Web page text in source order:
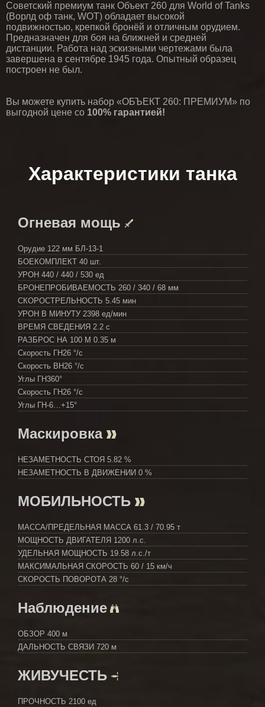
Советский премиум танк Объект 260 для World of Tanks
(Ворлд оф танк, WOT) обладает высокой
подвижностью, крепкой бронёй и отличным орудием.
Предназначен для боя на ближней и средней
дистанции. Работа над эскизными чертежами была
завершена в сентябре 1945 года. Опытный образец
построен не был.
Вы можете купить набор «ОБЪЕКТ 260: ПРЕМИУМ» по
выгодной цене со 100% гарантией!
Характеристики танка
Огневая мощь
Орудие 122 мм БЛ-13-1
БОЕКОМПЛЕКТ 40 шт.
УРОН 440 / 440 / 530 ед
БРОНЕПРОБИВАЕМОСТЬ 260 / 340 / 68 мм
СКОРОСТРЕЛЬНОСТЬ 5.45 мин
УРОН В МИНУТУ 2398 ед/мин
ВРЕМЯ СВЕДЕНИЯ 2.2 с
РАЗБРОС НА 100 М 0.35 м
Скорость ГН26 °/с
Скорость ВН26 °/с
Углы ГН360°
Скорость ГН26 °/с
Углы ГН-6…+15°
Маскировка
НЕЗАМЕТНОСТЬ СТОЯ 5.82 %
НЕЗАМЕТНОСТЬ В ДВИЖЕНИИ 0 %
МОБИЛЬНОСТЬ
МАССА/ПРЕДЕЛЬНАЯ МАССА 61.3 / 70.95 т
МОЩНОСТЬ ДВИГАТЕЛЯ 1200 л.с.
УДЕЛЬНАЯ МОЩНОСТЬ 19.58 л.с./т
МАКСИМАЛЬНАЯ СКОРОСТЬ 60 / 15 км/ч
СКОРОСТЬ ПОВОРОТА 28 °/с
Наблюдение
ОБЗОР 400 м
ДАЛЬНОСТЬ СВЯЗИ 720 м
ЖИВУЧЕСТЬ
ПРОЧНОСТЬ 2100 ед